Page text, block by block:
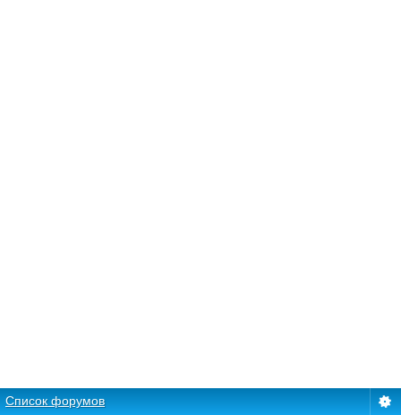
Список форумов